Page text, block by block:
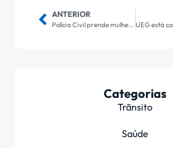
ANTERIOR
Polícia Civil prende mulher que praticou diversos furtos em Uruaçu
Categorias
Trãnsito
Saúde